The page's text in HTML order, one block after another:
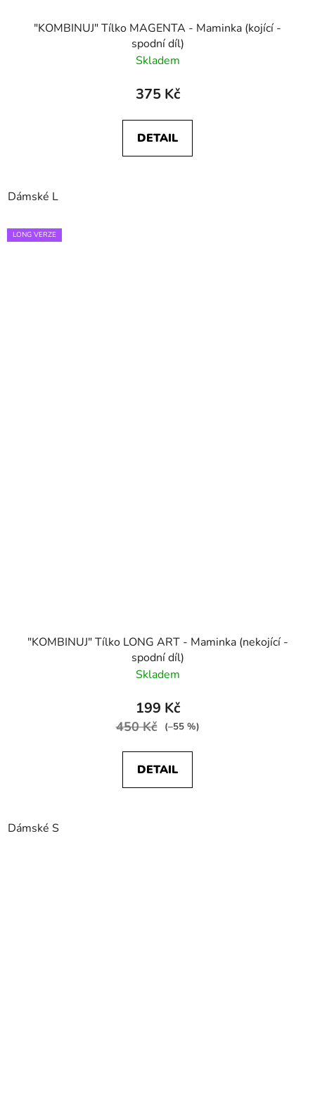
"KOMBINUJ" Tílko MAGENTA - Maminka (kojící -
spodní díl)
Skladem
375 Kč
DETAIL
Dámské L
LONG VERZE
"KOMBINUJ" Tílko LONG ART - Maminka (nekojící -
spodní díl)
Skladem
199 Kč
450 Kč (–55 %)
DETAIL
Dámské S